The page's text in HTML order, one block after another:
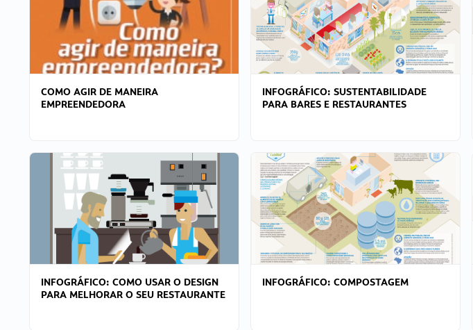
COMO AGIR DE MANEIRA
EMPREENDEDORA
INFOGRÁFICO: SUSTENTABILIDADE
PARA BARES E RESTAURANTES
INFOGRÁFICO: COMO USAR O DESIGN
PARA MELHORAR O SEU RESTAURANTE
INFOGRÁFICO: COMPOSTAGEM